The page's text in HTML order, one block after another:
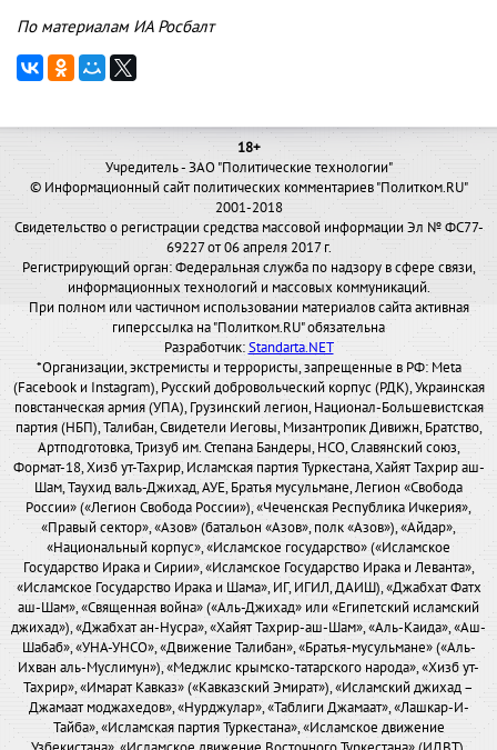
По материалам ИА Росбалт
18+
Учредитель - ЗАО "Политические технологии"
© Информационный сайт политических комментариев "Политком.RU"
2001-2018
Свидетельство о регистрации средства массовой информации Эл № ФС77-
69227 от 06 апреля 2017 г.
Регистрирующий орган: Федеральная служба по надзору в сфере связи,
информационных технологий и массовых коммуникаций.
При полном или частичном использовании материалов сайта активная
гиперссылка на "Политком.RU" обязательна
Разработчик:Standarta.NET
*Организации, экстремисты и террористы, запрещенные в РФ: Meta
(Facebook и Instagram), Русский добровольческий корпус (РДК), Украинская
повстанческая армия (УПА), Грузинский легион, Национал-Большевистская
партия (НБП), Талибан, Свидетели Иеговы, Мизантропик Дивижн, Братство,
Артподготовка, Тризуб им. Степана Бандеры, НСО, Славянский союз,
Формат-18, Хизб ут-Тахрир, Исламская партия Туркестана, Хайят Тахрир аш-
Шам, Таухид валь-Джихад, АУЕ, Братья мусульмане, Легион «Свобода
России» («Легион Свобода России»), «Чеченская Республика Ичкерия»,
«Правый сектор», «Азов» (батальон «Азов», полк «Азов»), «Айдар»,
«Национальный корпус», «Исламское государство» («Исламское
Государство Ирака и Сирии», «Исламское Государство Ирака и Леванта»,
«Исламское Государство Ирака и Шама», ИГ, ИГИЛ, ДАИШ), «Джабхат Фатх
аш-Шам», «Священная война» («Аль-Джихад» или «Египетский исламский
джихад»), «Джабхат ан-Нусра», «Хайят Тахрир-аш-Шам», «Аль-Каида», «Аш-
Шабаб», «УНА-УНСО», «Движение Талибан», «Братья-мусульмане» («Аль-
Ихван аль-Муслимун»), «Меджлис крымско-татарского народа», «Хизб ут-
Тахрир», «Имарат Кавказ» («Кавказский Эмират»), «Исламский джихад –
Джамаат моджахедов», «Нурджулар», «Таблиги Джамаат», «Лашкар-И-
Тайба», «Исламская партия Туркестана», «Исламское движение